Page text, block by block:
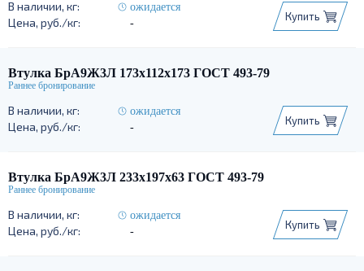
ожидается
-
Купить
Втулка БрА9Ж3Л 173х112х173 ГОСТ 493-79
ожидается
-
Купить
Втулка БрА9Ж3Л 233х197х63 ГОСТ 493-79
ожидается
-
Купить